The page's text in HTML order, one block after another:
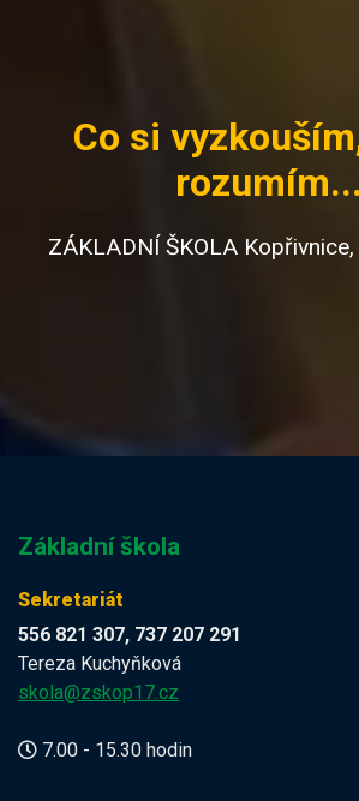
Co si
rozumím...
ZÁKLADNÍ ŠKOLA
Základní škola
Sekretariát
556 821 307, 737 207 291
Tereza Kuchyňková
skola@zskop17.cz
7.00 - 15.30 hodin